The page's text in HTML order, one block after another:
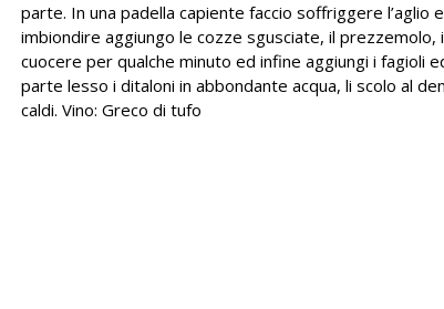
parte. In una padella capiente faccio soffriggere l’aglio
imbiondire aggiungo le cozze sgusciate, il
cuocere per qualche minuto ed infine aggiungi i fagioli
parte lesso i ditaloni in abbondante acqua, li scolo al
caldi. Vino: Greco di tufo